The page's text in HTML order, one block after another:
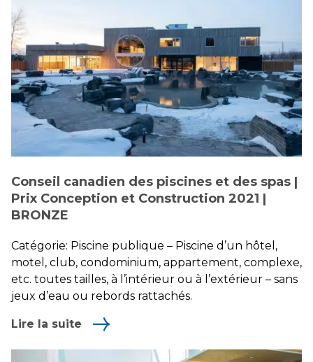
Conseil canadien des piscines et des spas |
Prix Conception et Construction 2021 |
BRONZE
Catégorie: Piscine publique – Piscine d’un hôtel,
motel, club, condominium, appartement, complexe,
etc. toutes tailles, à l’intérieur ou à l’extérieur – sans
jeux d’eau ou rebords rattachés.
Lire la suite